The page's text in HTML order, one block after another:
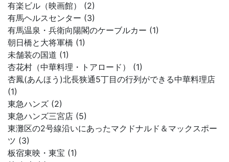
有楽ビル（映画館） (2)
有馬ヘルスセンター (3)
有馬温泉・兵衛向陽閣のケーブルカー (1)
朝日橋と大将軍橋 (1)
未舗装の国道 (1)
杏花村（中華料理・トアロード） (1)
杏鳳(あんほう)北長狭通5丁目の行列ができる中華料理店
(1)
東急ハンズ (2)
東急ハンズ三宮店 (5)
東灘区の2号線沿いにあったマクドナルド＆マックスポー
ツ (3)
板宿東映・東宝 (1)